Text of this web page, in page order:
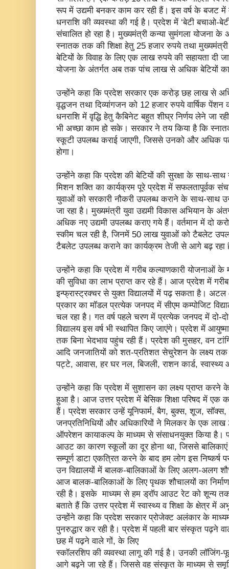
रूप में उद्यमी बनकर काम कर रही हैं। इस वर्ष के बजट
धनराशि की व्यवस्था की गई है। प्रदेश में ‘बेटी बचाओ-
संचालित हो रहा है। मुख्यमंत्री कन्या सुमंगला योजना
स्नातक तक की शिक्षा हेतु 25 हजार रुपये तथा
बेटियों के विवाह के लिए एक लाख रुपये की सहायता दी
योजना के अंतर्गत अब तक पांच लाख से अधिक बेटियों का
उन्होंने कहा कि प्रदेश सरकार एक करोड़ छह लाख से
वृद्धजन तथा दिव्यांगजन को 12 हजार रुपये वार्षिक पेंशन
धनराशि में वृद्धि हेतु कैबिनेट बहुत शीघ्र निर्णय लेने
भी अच्छा काम हो सके। सरकार ने तय किया है कि
स्कूटी उपलब्ध कराई जाएगी, जिससे उनको और अधिक
होगा।
उन्होंने कहा कि प्रदेश की बेटियों की सुरक्षा के साथ-
मिशन शक्ति का कार्यक्रम पूरे प्रदेश में सफलतापूर्वक
युवाओं को सरकारी नौकरी उपलब्ध कराने के साथ-साथ
जा रहा है। मुख्यमंत्री युवा उद्यमी विकास अभियान के
अधिक नए उद्यमी उपलब्ध कराए गये हैं। वर्तमान में दो
स्कीम चल रही है, जिनमें 50 लाख युवाओं को टैबलेट
टैबलेट उपलब्ध कराने का कार्यक्रम तेजी से आगे बढ़ रहा
उन्होंने कहा कि प्रदेश में गरीब कल्याणकारी योजनाओं
की सुविधा का लाभ प्राप्त कर रहे हैं। आज प्रदेश में गरीब
इन्फ्रास्ट्रक्चर से युक्त विद्यालयों में पढ़ सकता है।
प्रकार का मॉडल प्रत्येक जनपद में सीएम कम्पोजिट
चल रहा है। गत वर्ष पहले चरण में प्रत्येक जनपद में दो-दो
विद्यालय इस वर्ष भी स्थापित किए जाएंगे। प्रदेश में
तक बिना भेदभाव पहुंच रही हैं। प्रदेश की मुसहर, वन
आदि जनजातियों को शत-प्रतिशत सेचुरेशन के लक्ष्य
पट्टे, आवास, हर घर नल, बिजली, राशन कार्ड, स्वास्थ्य
उन्होंने कहा कि प्रदेश में सुशासन का लक्ष्य प्राप्त करने
हुआ है। आज उत्तर प्रदेश में बेसिक शिक्षा परिषद में एक
हैं। प्रदेश सरकार उन्हें यूनिफार्म, बैग, बुक्स, शूज, सॉक्स,
जनप्रतिनिधियों और अधिकारियों ने मिलकर के एक लाख
ऑपरेशन कायाकल्प के माध्यम से संसाधनयुक्त किया है।
आउट का कारण स्कूलों का दूर होना था, जिससे
सम्पूर्ण डाटा एकत्रित करने के बाद हम लोग इस
उन विद्यालयों में बालक-बालिकाओं के लिए अलग-अलग
आज बालक-बालिकाओं के लिए पृथक शौचालयों का
रही है। इसके माध्यम से हम ड्रॉप आउट रेट को शून्य
बताते हैं कि उत्तर प्रदेश में स्वास्थ्य व शिक्षा के क्षेत्र में
उन्होंने कहा कि प्रदेश सरकार प्रोजेक्ट अलंकार के माध्यम
पुनरुद्धार कर रही है। प्रदेश में पहली बार संस्कृत पढ़ने वाले
छह में पढ़ने वाले गों, के लिए
स्कॉलरशिप की व्यवस्था लागू की गई है। उनकी
आगे बढ़ने जा रहे हैं। जिससे वह संस्कृत के माध्यम से